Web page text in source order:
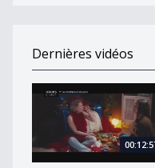
Dernières vidéos
Les sorties ciné des